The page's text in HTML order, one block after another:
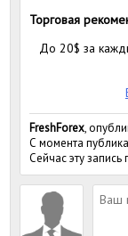
Торговая
До 20$ за
FreshForex,
С момента
Сейчас эту